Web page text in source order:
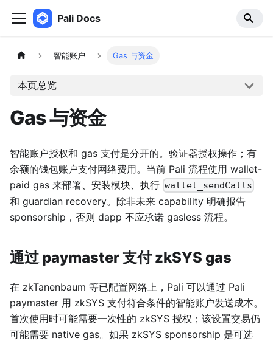
Pali Docs
智能账户 Gas 与资金
本页总览
Gas 与资金
智能账户授权和 gas 支付是分开的。验证器授权操作；有
余额的钱包账户支付网络费用。当前 Pali 流程使用 wallet-
paid gas 来部署、安装模块、执行 wallet_sendCalls
和 guardian recovery。除非未来 capability 明确报告
sponsorship，否则 dapp 不应承诺 gasless 流程。
通过 paymaster 支付 zkSYS gas
在 zkTanenbaum 等已配置网络上，Pali 可以通过 Pali
paymaster 用 zkSYS 支付符合条件的智能账户发送成本。
首次使用时可能需要一次性的 zkSYS 授权；该设置交易仍
可能需要 native gas。如果 zkSYS sponsorship 是可选